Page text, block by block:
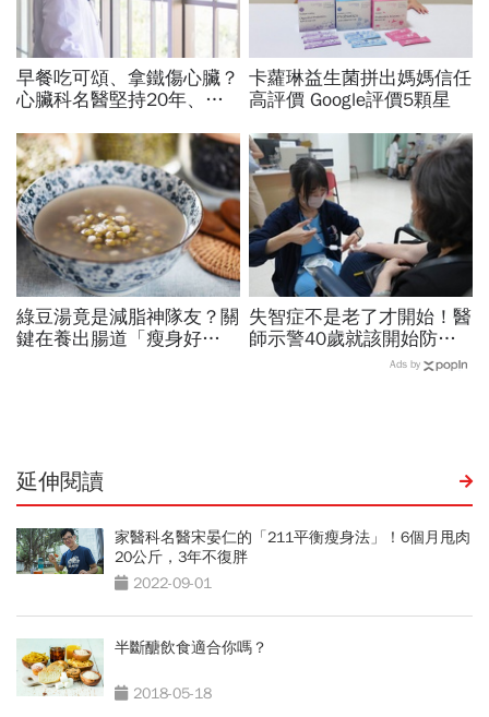
早餐吃可頌、拿鐵傷心臟？
心臟科名醫堅持20年、早
喝咖啡前先喝「這1杯」更
護心
卡蘿琳益生菌拼出媽媽信任
高評價 Google評價5顆星
綠豆湯竟是減脂神隊友？關
鍵在養出腸道「瘦身好
失智症不是老了才開始！醫
師示警40歲就該開始防失
智，做好14件事可望預防
Ads by
延伸閱讀
家醫科名醫宋晏仁的「211平衡瘦身法」！6個月甩肉
20公斤，3年不復胖
2022-09-01
半斷醣飲食適合你嗎？
2018-05-18